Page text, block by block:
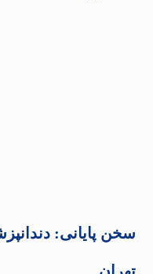
سخن پایانی: